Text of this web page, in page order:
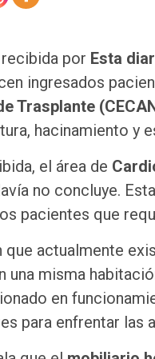
recibida por Esta
ingresados
Trasplante
hacinamiento y
el área de
no concluye.
pacientes que
que actualmente
una misma
en
para enfrentar las